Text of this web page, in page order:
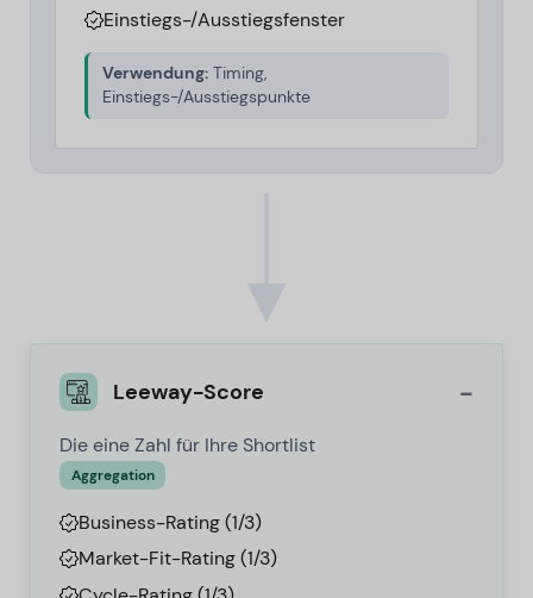
Einstiegs-/Ausstiegsfenster
Verwendung: Timing,
Einstiegs-/Ausstiegspunkte
Leeway-Score -
Die eine Zahl für Ihre Shortlist
Aggregation
Business-Rating (1/3)
Market-Fit-Rating (1/3)